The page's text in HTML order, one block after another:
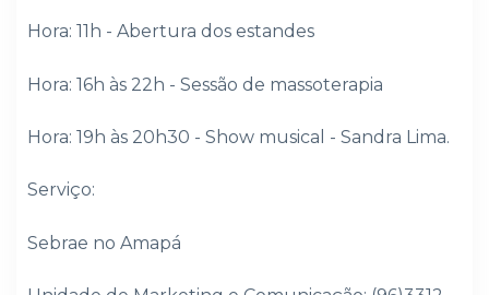
Hora: 11h - Abertura dos estandes
Hora: 16h às 22h - Sessão de massoterapia
Hora: 19h às 20h30 - Show musical - Sandra Lima.
Serviço:
Sebrae no Amapá